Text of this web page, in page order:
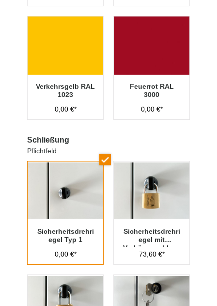
Verkehrsgelb RAL
1023
0,00 €*
Feuerrot RAL
3000
0,00 €*
Schließung
Pflichtfeld
Sicherheitsdrehri
egel Typ 1
0,00 €*
Sicherheitsdrehri
egel mit
Vorhängeschloss
Typ 1
73,60 €*